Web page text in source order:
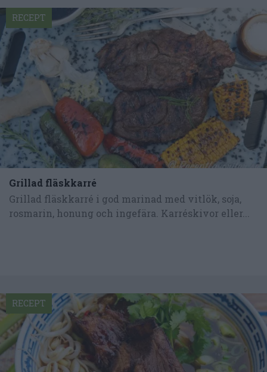
Grillad fläskkarré
Grillad fläskkarré i god marinad med vitlök, soja,
rosmarin, honung och ingefära. Karréskivor eller...
RECEPT
RECEPT